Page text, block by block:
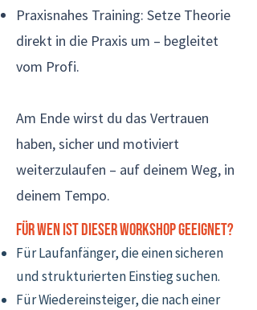
Praxisnahes Training: Setze Theorie
direkt in die Praxis um – begleitet
vom Profi.​
Am Ende wirst du das Vertrauen
haben, sicher und motiviert
weiterzulaufen – auf deinem Weg, in
deinem Tempo.
Für wen ist dieser Workshop geeignet?
Für Laufanfänger, die einen sicheren
und strukturierten Einstieg suchen.
Für Wiedereinsteiger, die nach einer